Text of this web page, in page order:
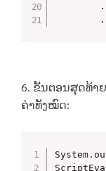
6. ຂັ້ນຕອນສຸດທ້າ
ຄ່າທັງໝົດ: